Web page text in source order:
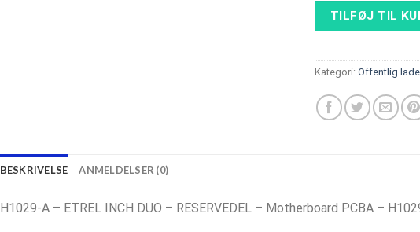
TILFØJ TIL
Kategori:Offentlig
BESKRIVELSE ANMELDELSER (0)
H1029-A – ETREL INCH DUO – RESERVEDEL – Motherboard PCBA –